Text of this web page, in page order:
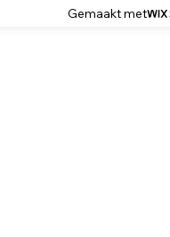
Gemaakt met